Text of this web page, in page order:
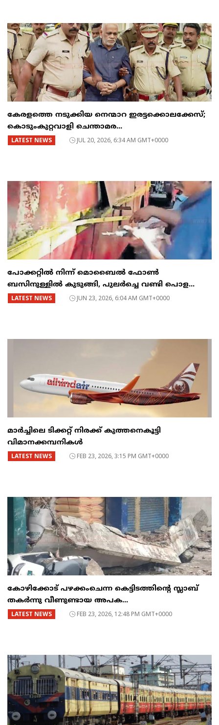
കേരളത്തെ നടുക്കിയ നെന്മാറ ഇരട്ടക്കൊലക്കേസ്;
കൊടുംകുറ്റവാളി ചെന്താമര...
LATEST NEWS JUL 20, 2026, 6:34 AM GMT+0000
പോക്കറ്റിൽ നിന്ന് മൊബൈൽ ഫോൺ
ബസിനുള്ളിൽ കുടുങ്ങി, പുലർച്ചെ വണ്ടി പൊള...
LATEST NEWS JUN 23, 2026, 6:04 AM GMT+0000
മാർച്ചിലെ ടിക്കറ്റ് നിരക്ക് കുത്തനെകൂട്ടി
വിമാനക്കമ്പനികൾ
LATEST NEWS FEB 23, 2026, 3:15 PM GMT+0000
കോഴിക്കോട് പഴക്കംചെന്ന കെട്ടിടത്തിന്റെ സ്ലാബ്
തകർന്നു വീണുണ്ടായ അപക...
LATEST NEWS FEB 23, 2026, 12:48 PM GMT+0000